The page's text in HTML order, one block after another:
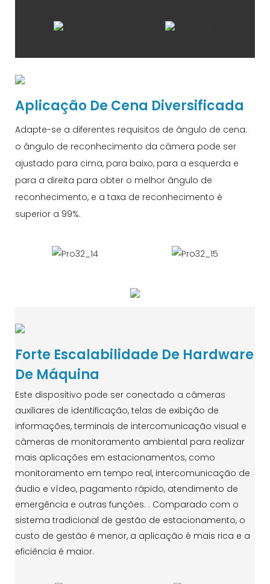
Aplicação De Cena Diversificada
Adapte-se a diferentes requisitos de ângulo de cena:
o ângulo de reconhecimento da câmera pode ser
ajustado para cima, para baixo, para a esquerda e
para a direita para obter o melhor ângulo de
reconhecimento, e a taxa de reconhecimento é
superior a 99%.
Forte Escalabilidade De Hardware
De Máquina
Este dispositivo pode ser conectado a câmeras
auxiliares de identificação, telas de exibição de
informações, terminais de intercomunicação visual e
câmeras de monitoramento ambiental para realizar
mais aplicações em estacionamentos, como
monitoramento em tempo real, intercomunicação de
áudio e vídeo, pagamento rápido, atendimento de
emergência e outras funções. . Comparado com o
sistema tradicional de gestão de estacionamento, o
custo de gestão é menor, a aplicação é mais rica e a
eficiência é maior.